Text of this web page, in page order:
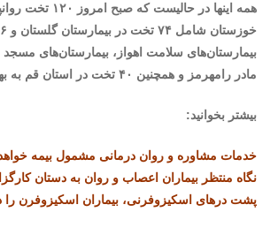
همه اینها در حالیست
بیمارستان‌های سلامت اهواز، بیمارستان‌های مسجد
مادر رامهرمز و همچنین ۴۰ تخت در استان قم به بهره برداری رسید.
بیشتر بخوانید:
خدمات مشاوره و روان درمانی مشمول بیمه
نگاه منتظر بیماران اعصاب و روان به دستان
پشت درهای اسکیزوفرنی، بیماران اسکیزوفرن را